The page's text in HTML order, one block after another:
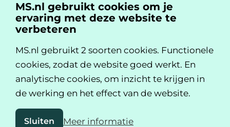
MS.nl is een initiatief van:
MS.nl gebruikt cookies om je
ervaring met deze website te
verbeteren
MS.nl gebruikt 2 soorten cookies. Functionele
cookies, zodat de website goed werkt. En
analytische cookies, om inzicht te krijgen in
de werking en het effect van de website.
Sluiten Meer informatie